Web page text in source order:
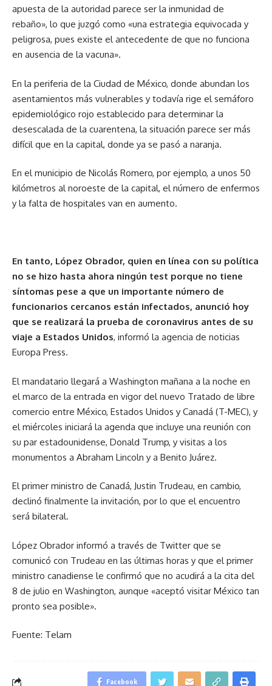
apuesta de la autoridad parece ser la inmunidad de
rebaño», lo que juzgó como «una estrategia equivocada y
peligrosa, pues existe el antecedente de que no funciona
en ausencia de la vacuna».
En la periferia de la Ciudad de México, donde abundan los
asentamientos más vulnerables y todavía rige el semáforo
epidemiológico rojo establecido para determinar la
desescalada de la cuarentena, la situación parece ser más
difícil que en la capital, donde ya se pasó a naranja.
En el municipio de Nicolás Romero, por ejemplo, a unos 50
kilómetros al noroeste de la capital, el número de enfermos
y la falta de hospitales van en aumento.
En tanto, López Obrador, quien en línea con su política
no se hizo hasta ahora ningún test porque no tiene
síntomas pese a que un importante número de
funcionarios cercanos están infectados, anunció hoy
que se realizará la prueba de coronavirus antes de su
viaje a Estados Unidos, informó la agencia de noticias
Europa Press.
El mandatario llegará a Washington mañana a la noche en
el marco de la entrada en vigor del nuevo Tratado de libre
comercio entre México, Estados Unidos y Canadá (T-MEC), y
el miércoles iniciará la agenda que incluye una reunión con
su par estadounidense, Donald Trump, y visitas a los
monumentos a Abraham Lincoln y a Benito Juárez.
El primer ministro de Canadá, Justin Trudeau, en cambio,
declinó finalmente la invitación, por lo que el encuentro
será bilateral.
López Obrador informó a través de Twitter que se
comunicó con Trudeau en las últimas horas y que el primer
ministro canadiense le confirmó que no acudirá a la cita del
8 de julio en Washington, aunque «aceptó visitar México tan
pronto sea posible».
Fuente: Telam
Facebook